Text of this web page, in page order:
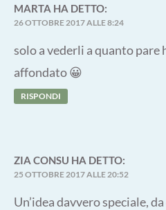
MARTA HA DETTO:
26 OTTOBRE 2017 ALLE 8:24
solo a vederli a quanto pare
affondato 😀
RISPONDI
ZIA CONSU HA DETTO:
25 OTTOBRE 2017 ALLE 20:52
Un’idea davvero speciale,